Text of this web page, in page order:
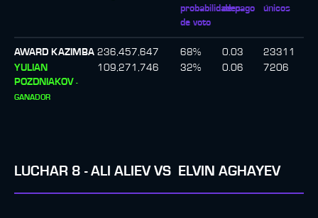
probabilidades
de voto
de pago
únicos
AWARD KAZIMBA 236,457,647 68% 0.03
23311
YULIAN
POZDNIAKOV -
GANADOR
109,271,746 32% 0.06 7206
LUCHAR 8 - ALI ALIEV VS ELVIN AGHAYEV